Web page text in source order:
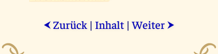
⮜ Zurück | Inhalt |Weiter ⮞